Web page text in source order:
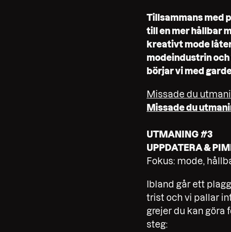
Tillsammans med
till en mer hållbar
kreativt mode
modeindustrin och
börjar vi med
Missade du
Missade du
UTMANING #3
UPPDATERA &
Fokus: mode,
Ibland går ett
trist och vi pallar
grejer du kan göra
steg: